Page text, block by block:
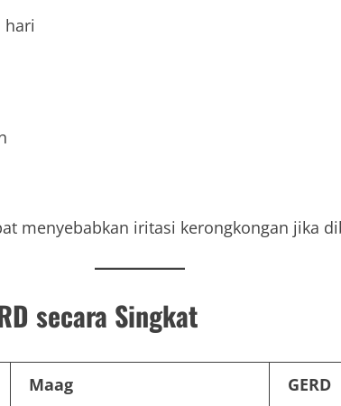
hari
menyebabkan iritasi kerongkongan jika
secara Singkat
Maag GERD